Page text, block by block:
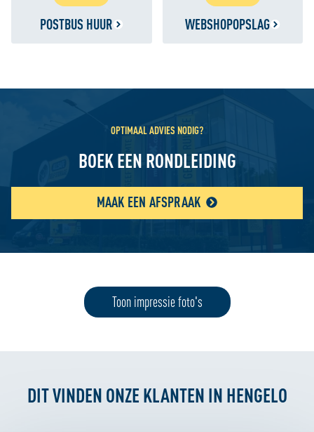
POSTBUS HUUR WEBSHOPOPSLAG
OPTIMAAL ADVIES NODIG?
BOEK EEN RONDLEIDING
MAAK EEN AFSPRAAK
Toon impressie foto's
DIT VINDEN ONZE KLANTEN IN HENGELO